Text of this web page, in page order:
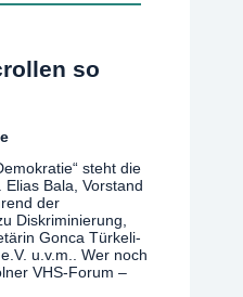
so
steht die
Bala, Vorstand
der
Diskriminierung,
Gonca Türkeli-
u.v.m.. Wer noch
VHS-Forum –